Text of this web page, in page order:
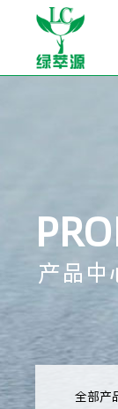
产品中
全部产